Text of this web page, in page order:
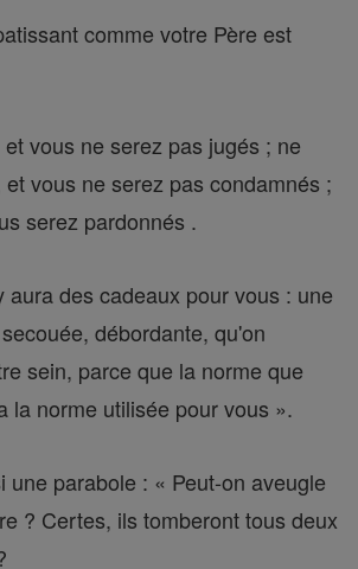
comme votre Père est
vous ne serez pas jugés ; ne
vous ne serez pas condamnés ;
serez pardonnés .
aura des cadeaux pour vous : une
débordante, qu'on
sein, parce que la norme que
la norme utilisée pour vous ».
une parabole : « Peut-on aveugle
? Certes, ils tomberont tous deux